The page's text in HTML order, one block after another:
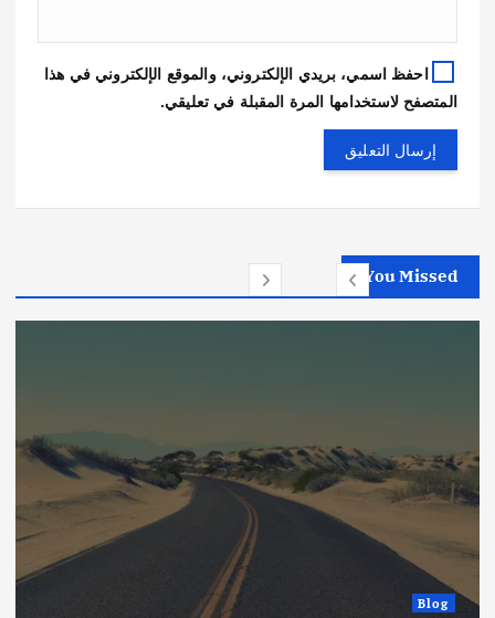
احفظ اسمي، بريدي الإلكتروني، والموقع الإلكتروني في هذا
المتصفح لاستخدامها المرة المقبلة في تعليقي.
You Missed
Blog